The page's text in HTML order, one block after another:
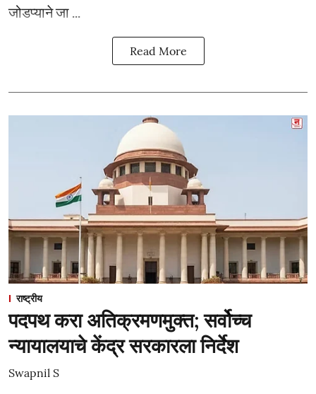
जोडप्याने जा ...
Read More
राष्ट्रीय
पदपथ करा अतिक्रमणमुक्त; सर्वोच्च
न्यायालयाचे केंद्र सरकारला निर्देश
Swapnil S